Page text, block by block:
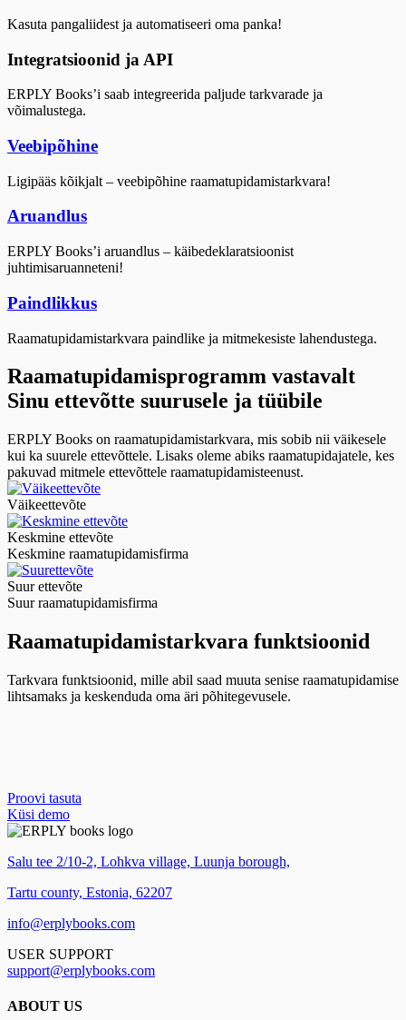
Kasuta pangaliidest ja automatiseeri oma panka!
Integratsioonid ja API
ERPLY Books’i saab integreerida paljude tarkvarade ja
võimalustega.
Veebipõhine
Ligipääs kõikjalt – veebipõhine raamatupidamistarkvara!
Aruandlus
ERPLY Books’i aruandlus – käibedeklaratsioonist
juhtimisaruanneteni!
Paindlikkus
Raamatupidamistarkvara paindlike ja mitmekesiste lahendustega.
Raamatupidamisprogramm vastavalt
Sinu ettevõtte suurusele ja tüübile
ERPLY Books on raamatupidamistarkvara, mis sobib nii väikesele
kui ka suurele ettevõttele. Lisaks oleme abiks raamatupidajatele, kes
pakuvad mitmele ettevõttele raamatupidamisteenust.
Väikeettevõte
Keskmine ettevõte
Keskmine raamatupidamisfirma
Suur ettevõte
Suur raamatupidamisfirma
Raamatupidamistarkvara funktsioonid
Tarkvara funktsioonid, mille abil saad muuta senise raamatupidamise
lihtsamaks ja keskenduda oma äri põhitegevusele.
Proovi tasuta
Küsi demo
Salu tee 2/10-2, Lohkva village, Luunja borough,
Tartu county, Estonia, 62207
info@erplybooks.com
USER SUPPORT
support@erplybooks.com
ABOUT US